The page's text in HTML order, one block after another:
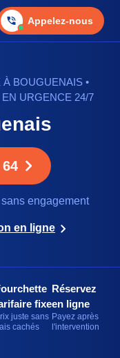
Appelez-nous
BOUGUENAIS •
URGENCE 24/7
sans engagement
en ligne
fixe
juste sans
cachés
Réservez
en ligne
Payez après
l'intervention